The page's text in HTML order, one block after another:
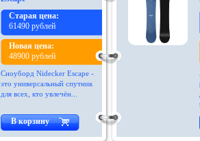
Старая цена:
61490 рублей
Новая цена:
48900 рублей
Сноуборд Nidecker Escape -
это универсальный спутник
для всех, кто увлечён...
В корзину